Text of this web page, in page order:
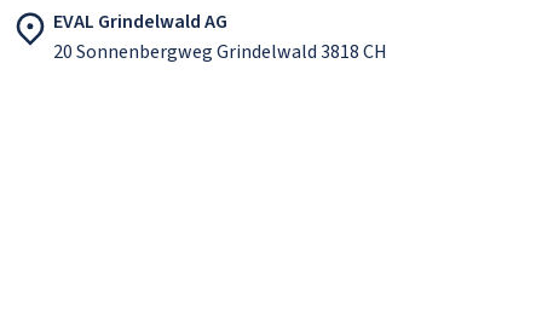
EVAL Grindelwald AG
20 Sonnenbergweg Grindelwald 3818 CH